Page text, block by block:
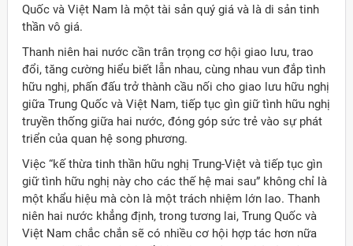
Quốc và Việt Nam là một tài sản quý giá và là di sản tinh
thần vô giá.
Thanh niên hai nước cần trân trọng cơ hội giao lưu, trao
đổi, tăng cường hiểu biết lẫn nhau, cùng nhau vun đắp tình
hữu nghị, phấn đấu trở thành cầu nối cho giao lưu hữu nghị
giữa Trung Quốc và Việt Nam, tiếp tục gìn giữ tình hữu nghị
truyền thống giữa hai nước, đóng góp sức trẻ vào sự phát
triển của quan hệ song phương.
Việc “kế thừa tinh thần hữu nghị Trung-Việt và tiếp tục gìn
giữ tình hữu nghị này cho các thế hệ mai sau” không chỉ là
một khẩu hiệu mà còn là một trách nhiệm lớn lao. Thanh
niên hai nước khẳng định, trong tương lai, Trung Quốc và
Việt Nam chắc chắn sẽ có nhiều cơ hội hợp tác hơn nữa